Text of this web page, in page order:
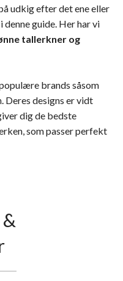
udkig efter det ene eller
guide. Her har vi
tallerkner og
brands såsom
Deres designs er vidt
dig de bedste
som passer perfekt